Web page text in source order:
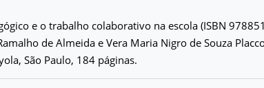
e o trabalho colaborativo na escola (ISBN
de Almeida e Vera Maria Nigro de Souza
São Paulo, 184 páginas.